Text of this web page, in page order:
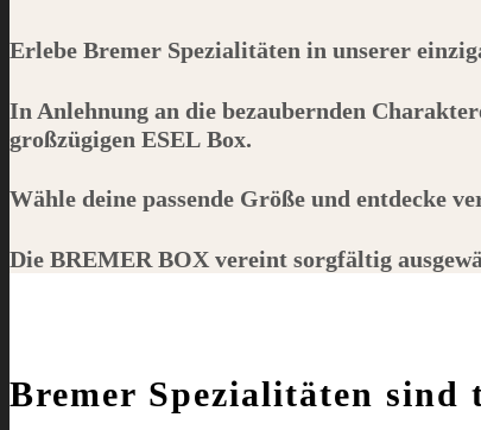
Erlebe Bremer Spezialitäten in unserer
In Anlehnung an die bezaubernden
großzügigen ESEL Box.
Wähle deine passende Größe und entdecke
Die BREMER BOX vereint sorgfältig
Bremer Spezialitäten sind